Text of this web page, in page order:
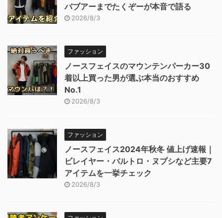
バブアーまでたくぞーが本音で語る
2026/8/3
ファッション
ノースフェイスのマウンテンパーカー30
着以上買った男が選ぶ本当のおすすめ
No.1
2026/8/3
ファッション
ノースフェイス2024年秋冬 値上げ速報｜
ビレイヤー・バルトロ・ヌプシなど主要7
アイテムを一挙チェック
2026/8/3